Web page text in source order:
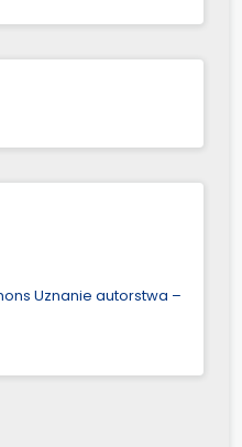
Uznanie autorstwa –